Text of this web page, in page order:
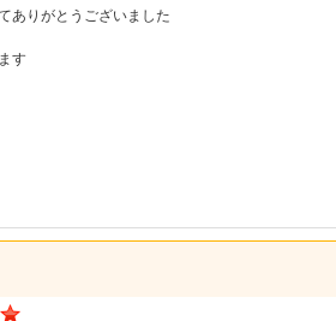
ありがとうございました
す